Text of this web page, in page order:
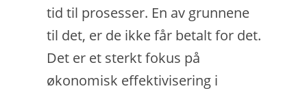
tid til prosesser. En av grunnene
til det, er de ikke får betalt for det.
Det er et sterkt fokus på
økonomisk effektivisering i